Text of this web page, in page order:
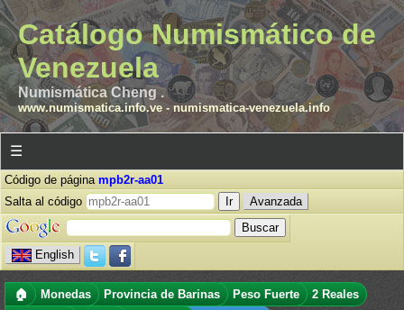
Catálogo Numismático de
Venezuela
Numismática Cheng .
www.numismatica.info.ve- numismatica-venezuela.info
☰
Código de página mpb2r-aa01
Salta al código
Avanzada
English
🏠 Monedas Provincia de Barinas Peso Fuerte
2 Reales